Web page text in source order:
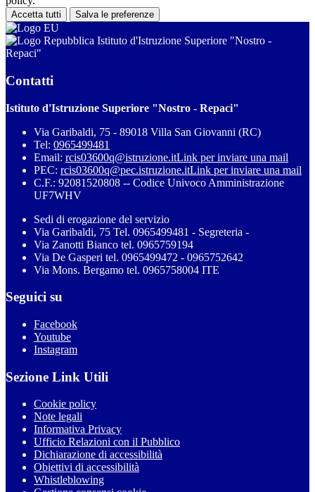
Accetta tutti Salva le preferenze
Istituto d'Istruzione Superiore "Nostro -
Repaci"
Contatti
Istituto d'Istruzione Superiore "Nostro - Repaci"
Via Garibaldi, 75 - 89018 Villa San Giovanni (RC)
Tel: 0965499481
Email: rcis03600q@istruzione.itLink per inviare una mail
PEC: rcis03600q@pec.istruzione.itLink per inviare una mail
C.F.: 92081520808 -- Codice Univoco Amministrazione
UF7WHV
Sedi di erogazione del servizio
Via Garibaldi, 75 Tel. 0965499481 - Segreteria -
Via Zanotti Bianco tel. 0965759194
Via De Gasperi tel. 0965499472 - 0965752642
Via Mons. Bergamo tel. 0965758004 ITE
Seguici su
Facebook
Youtube
Instagram
Sezione Link Utili
Cookie policy
Note legali
Informativa Privacy
Ufficio Relazioni con il Pubblico
Dichiarazione di accessibilità
Obiettivi di accessibilità
Whistleblowing